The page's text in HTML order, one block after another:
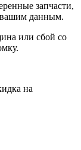
запчасти,
вашим данным.
или сбой со
на